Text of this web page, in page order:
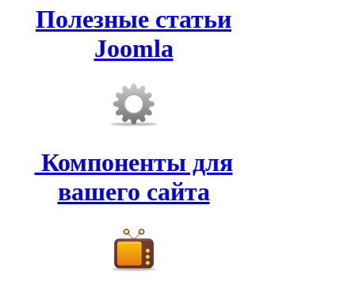
Полезные статьи
Joomla
Компоненты для
вашего сайта